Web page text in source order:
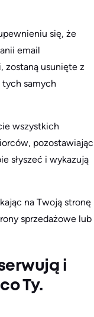
się, że
email
zostaną usunięte z
samych
wszystkich
pozostawiając
słyszeć i wykazują
na Twoją stronę
sprzedażowe lub
i
Ty.